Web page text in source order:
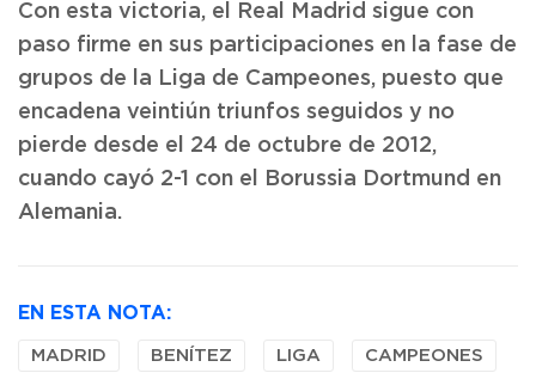
Con esta victoria, el Real Madrid sigue con
paso firme en sus participaciones en la fase de
grupos de la Liga de Campeones, puesto que
encadena veintiún triunfos seguidos y no
pierde desde el 24 de octubre de 2012,
cuando cayó 2-1 con el Borussia Dortmund en
Alemania.
EN ESTA NOTA:
MADRID BENÍTEZ LIGA CAMPEONES